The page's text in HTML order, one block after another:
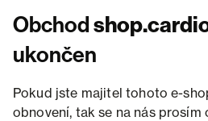
Obchod
ukončen
Pokud jste majitel tohoto e-
obnovení, tak se na nás prosím